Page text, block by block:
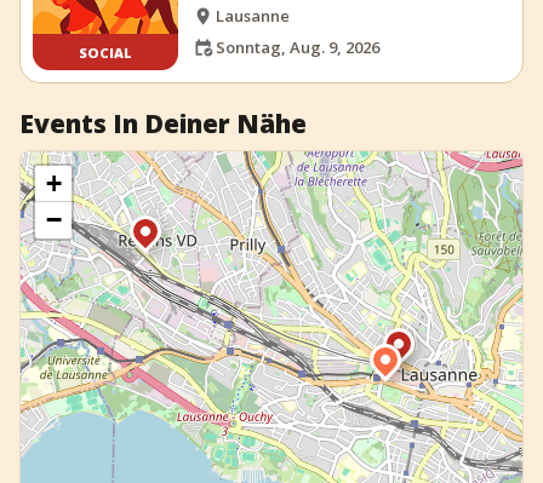
SOCIAL
Lausanne
Sonntag, Aug. 9, 2026
Events In Deiner Nähe
+
−